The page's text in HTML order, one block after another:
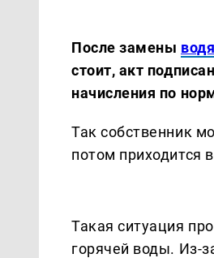
После замены
стоит, акт
начисления по
Так собственник
потом приходится
Такая ситуация
горячей воды. Из-